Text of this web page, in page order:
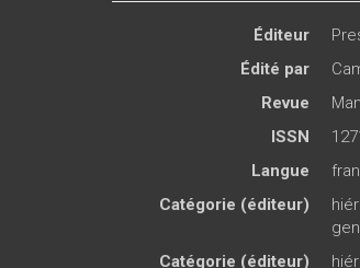
Éditeur
Édité par
Revue
ISSN
Langue
Catégorie (éditeur)
Catégorie (éditeur)